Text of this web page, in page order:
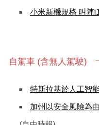
小米新機規格 叫陣
自駕車 (含無人駕駛)
特斯拉基於人工智
加州以安全風險為